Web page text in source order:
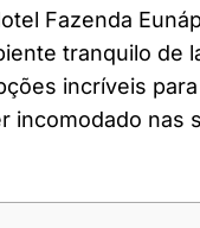
Fazenda
tranquilo de
incríveis
incomodado nas